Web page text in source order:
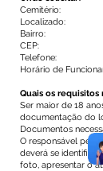
Cemitério:
Localizado:
Bairro:
CEP:
Telefone:
Horário de
Quais os requisitos
Ser maior de 18
documentação do
Documentos
O responsável pela
deverá se
foto, apresentar o